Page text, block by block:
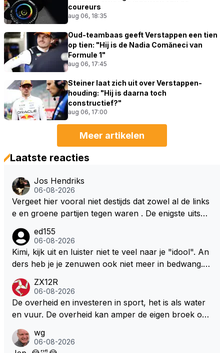
coureurs
aug 06, 18:35
Oud-teambaas geeft Verstappen een tien
op tien: "Hij is de Nadia Comăneci van
Formule 1"
aug 06, 17:45
Steiner laat zich uit over Verstappen-
houding: "Hij is daarna toch
constructief?"
aug 06, 17:00
Meer artikelen
Laatste reacties
Jos Hendriks
06-08-2026
Vergeet hier vooral niet destijds dat zowel al de links
e en groene partijen tegen waren . De enigste uitspr
over dan kunnen ze hun eigen uitlaat gassen inade
men maar niet wetende was dat de F1 motor schone
r is dan een normale auto. Dus denk echt niet dat de
ters zullen steunen laat staan om een euro in het cir
cuit Zandvoort te steken
ed155
06-08-2026
Kimi, kijk uit en luister niet te veel naar je "idool". An
ders heb je je zenuwen ook niet meer in bedwang. Zi
Marquez/Jos ? Veel gezelliger
ZX12R
06-08-2026
De overheid en investeren in sport, het is als water
en vuur. De overheid kan amper de eigen broek oph
s. Je kunt de Staat het best vergelijken met de sherif
f van Nottinghem (Robin Hood) welk achter de bom
wg
06-08-2026